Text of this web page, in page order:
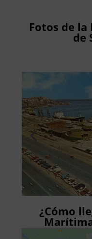
Fotos de
de
¿Cómo